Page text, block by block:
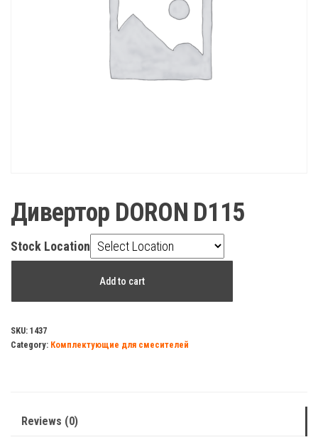
Дивертор DORON D115
Stock Location
quantity
Add to cart
SKU: 1437
Category: Комплектующие для смесителей
Reviews (0)